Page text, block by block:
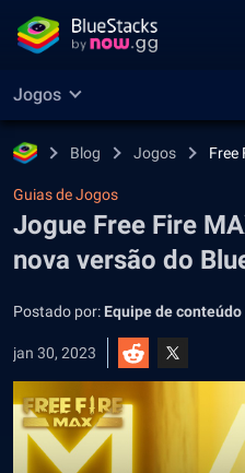
Jogos
Blog Jogos Free
Guias de Jogos
Jogue Free Fire
nova versão do
Postado por: Equipe de
jan 30, 2023